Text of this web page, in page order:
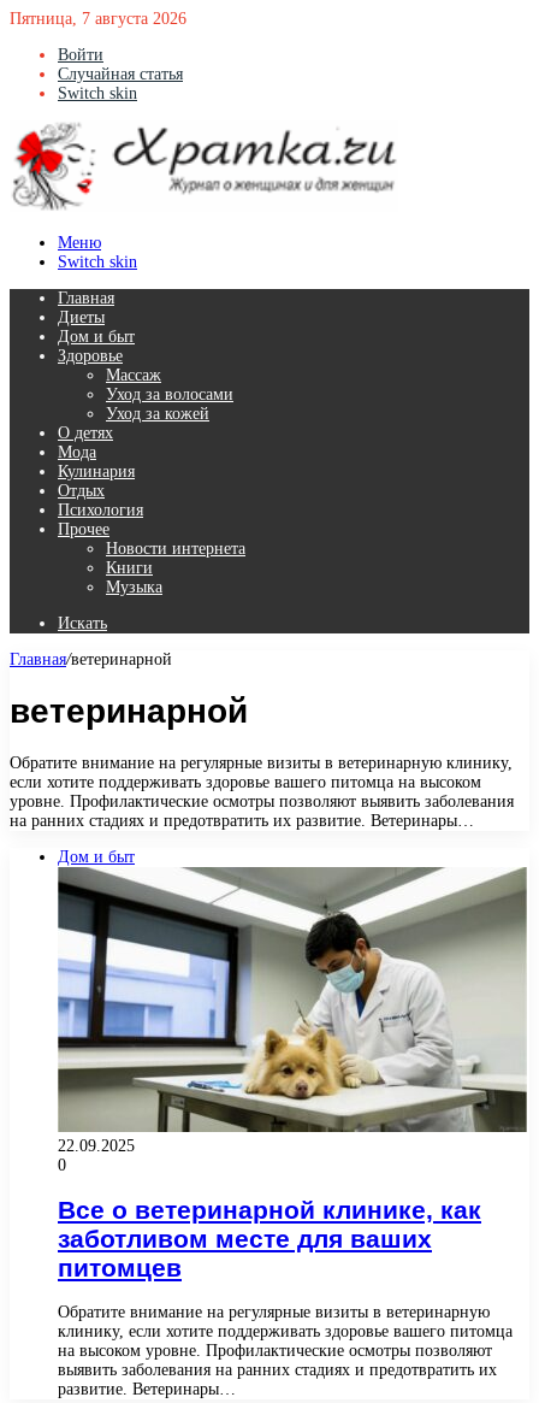
Пятница, 7 августа 2026
Войти
Случайная статья
Switch skin
Меню
Switch skin
Главная
Диеты
Дом и быт
Здоровье
Массаж
Уход за волосами
Уход за кожей
О детях
Мода
Кулинария
Отдых
Психология
Прочее
Новости интернета
Книги
Музыка
Искать
Главная/ветеринарной
ветеринарной
Обратите внимание на регулярные визиты в ветеринарную клинику,
если хотите поддерживать здоровье вашего питомца на высоком
уровне. Профилактические осмотры позволяют выявить заболевания
на ранних стадиях и предотвратить их развитие. Ветеринары…
Дом и быт
22.09.2025
0
Все о ветеринарной клинике, как
заботливом месте для ваших
питомцев
Обратите внимание на регулярные визиты в ветеринарную
клинику, если хотите поддерживать здоровье вашего питомца
на высоком уровне. Профилактические осмотры позволяют
выявить заболевания на ранних стадиях и предотвратить их
развитие. Ветеринары…